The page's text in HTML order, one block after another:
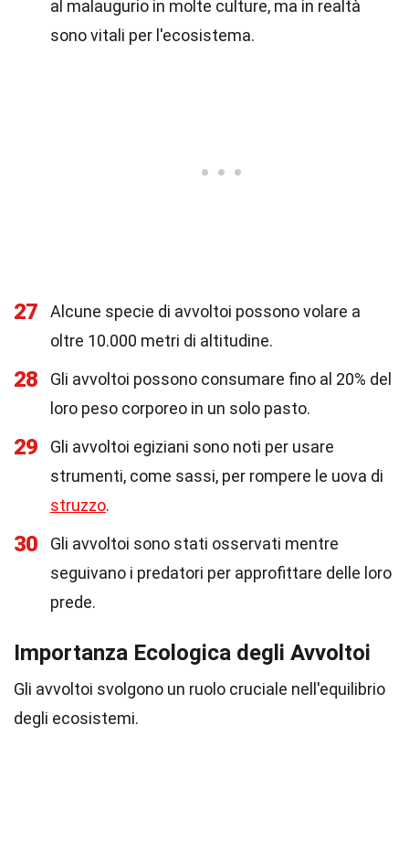
al malaugurio in molte culture, ma in realtà
sono vitali per l'ecosistema.
27
Alcune specie di avvoltoi possono volare a
oltre 10.000 metri di altitudine.
28
Gli avvoltoi possono consumare fino al 20% del
loro peso corporeo in un solo pasto.
29
Gli avvoltoi egiziani sono noti per usare
strumenti, come sassi, per rompere le uova di
struzzo.
30
Gli avvoltoi sono stati osservati mentre
seguivano i predatori per approfittare delle loro
prede.
Importanza Ecologica degli Avvoltoi
Gli avvoltoi svolgono un ruolo cruciale nell'equilibrio
degli ecosistemi.